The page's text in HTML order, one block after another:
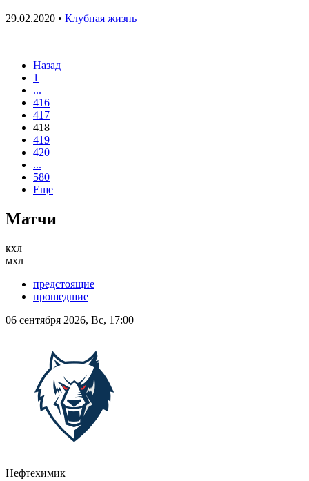
29.02.2020 • Клубная жизнь
Назад
1
...
416
417
418
419
420
...
580
Еще
Матчи
кхл
мхл
предстоящие
прошедшие
06 сентября 2026, Вс, 17:00
Нефтехимик